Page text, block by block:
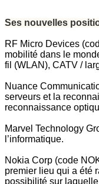
Ses nouvelles
RF Micro Devices
mobilité dans le
fil (WLAN), CATV /
Nuance
serveurs et la
reconnaissance
Marvel Technology
l’informatique.
Nokia Corp (code
premier lieu qui a été
possibilité sur